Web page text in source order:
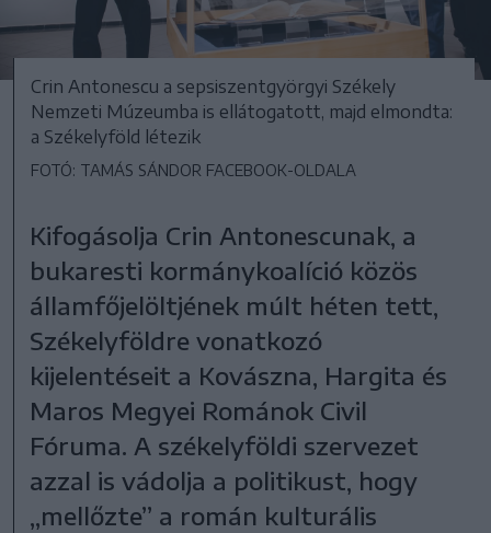
Crin Antonescu a sepsiszentgyörgyi Székely
Nemzeti Múzeumba is ellátogatott, majd elmondta:
a Székelyföld létezik
FOTÓ: TAMÁS SÁNDOR FACEBOOK-OLDALA
Kifogásolja Crin Antonescunak, a
bukaresti kormánykoalíció közös
államfőjelöltjének múlt héten tett,
Székelyföldre vonatkozó
kijelentéseit a Kovászna, Hargita és
Maros Megyei Románok Civil
Fóruma. A székelyföldi szervezet
azzal is vádolja a politikust, hogy
„mellőzte” a román kulturális